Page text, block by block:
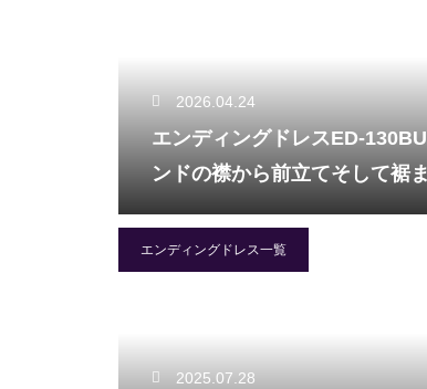
2026.04.24
エンディングドレスED-
ンドの襟から前立てそして裾
がり、フリルとギャザーをふ
に施しエレガントさとフェミニ
エンディングドレス一覧
2025.07.28